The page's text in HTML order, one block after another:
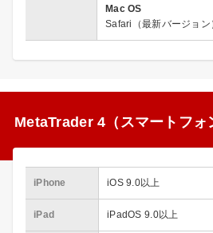
Mac OS
Safari（最新バージョン
MetaTrader 4（スマートフォ
iPhone iOS 9.0以上
iPad iPadOS 9.0以上